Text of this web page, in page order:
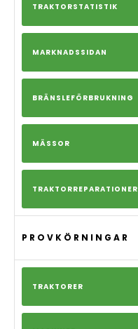
TRAKTORSTATISTIK
MARKNADSSIDAN
BRÄNSLEFÖRBRUKNING
MÄSSOR
TRAKTORREPARATIONER
PROVKÖRNINGAR
TRAKTORER